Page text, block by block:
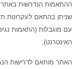
ההתאמות הנדרשות באתר
שניתן בהתאם לעקרונות
האינטרנט),